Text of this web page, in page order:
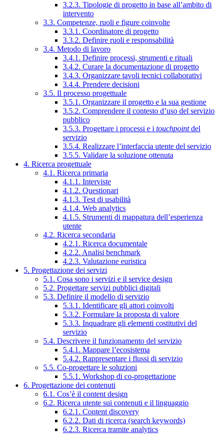
3.2.3. Tipologie di progetto in base all’ambito di
intervento
3.3. Competenze, ruoli e figure coinvolte
3.3.1. Coordinatore di progetto
3.3.2. Definire ruoli e responsabilità
3.4. Metodo di lavoro
3.4.1. Definire processi, strumenti e rituali
3.4.2. Curare la documentazione di progetto
3.4.3. Organizzare tavoli tecnici collaborativi
3.4.4. Prendere decisioni
3.5. Il processo progettuale
3.5.1. Organizzare il progetto e la sua gestione
3.5.2. Comprendere il contesto d’uso del servizio
pubblico
3.5.3. Progettare i processi e i touchpointdel
servizio
3.5.4. Realizzare l’interfaccia utente del servizio
3.5.5. Validare la soluzione ottenuta
4. Ricerca progettuale
4.1. Ricerca primaria
4.1.1. Interviste
4.1.2. Questionari
4.1.3. Test di usabilità
4.1.4. Web analytics
4.1.5. Strumenti di mappatura dell’esperienza
utente
4.2. Ricerca secondaria
4.2.1. Ricerca documentale
4.2.2. Analisi benchmark
4.2.3. Valutazione euristica
5. Progettazione dei servizi
5.1. Cosa sono i servizi e il service design
5.2. Progettare servizi pubblici digitali
5.3. Definire il modello di servizio
5.3.1. Identificare gli attori coinvolti
5.3.2. Formulare la proposta di valore
5.3.3. Inquadrare gli elementi costitutivi del
servizio
5.4. Descrivere il funzionamento del servizio
5.4.1. Mappare l’ecosistema
5.4.2. Rappresentare i flussi di servizio
5.5. Co-progettare le soluzioni
5.5.1. Workshop di co-progettazione
6. Progettazione dei contenuti
6.1. Cos’è il content design
6.2. Ricerca utente sui contenuti e il linguaggio
6.2.1. Content discovery
6.2.2. Dati di ricerca (search keywords)
6.2.3. Ricerca tramite analytics